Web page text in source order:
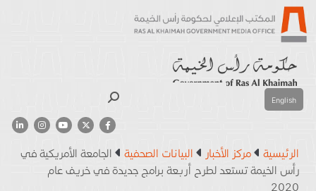
English
الرئيسية مركز الأخبار البيانات الصحفية
الجامعة الأمريكية في
رأس الخيمة تستعد لطرح أربعة برامج جديدة في خريف عام
2020